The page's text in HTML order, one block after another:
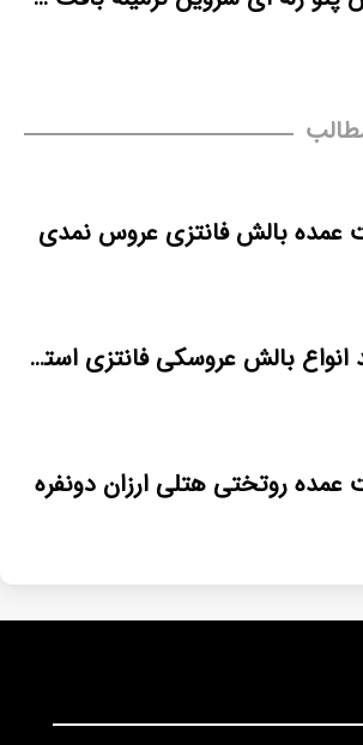
عمده بالش فانتزی عروس نمدی
خرید انواع بالش عروسکی فانتزی استیکر
عمده روتختی هتلی ارزان دونفره